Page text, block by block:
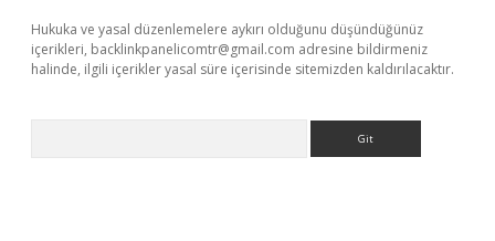
Hukuka ve yasal düzenlemelere aykırı olduğunu düşündüğünüz
içerikleri, backlinkpanelicomtr@gmail.com adresine bildirmeniz
halinde, ilgili içerikler yasal süre içerisinde sitemizden kaldırılacaktır.